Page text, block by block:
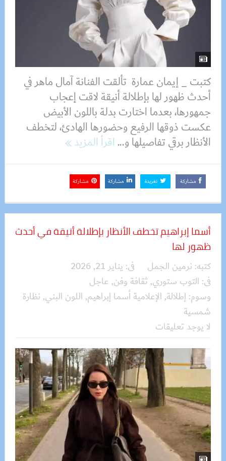
كتبت _ إيمان عمارة تألقت الفنانة آمال ماهر في
أحدث ظهور لها بإطلالة أنيقة لاقت إعجاب
جمهورها، بعدما اختارت بدلة باللون الأبيض
عكست ذوقها الرفيع وحضورها الهادئ، لتخطف
الأنظار برقي تفاصيلها و...اقرأ المزيد
مشاركة تغريدة مشاركة مشاركة
أسما إبراهيم تخطف الأنظار بإطلالة أنيقة في أحدث
ظهور لها
كتبه: نرمين الجمل فى: يناير 21, 2026
فى: التوب ستوري, ثقافة وفن, عاجل
وسوم: إطلالة, الإعلامية أسما إبراهيم, اللون البني, نظارة
شمسية
لا يوجد تعليقات